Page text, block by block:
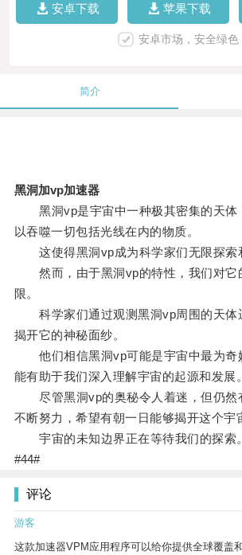
安卓下载 苹果下载
安卓市场，安全绿色
简介
黑洞加vp加速器
黑洞vp是宇宙中一种极其密集的天体
以吞噬一切包括光线在内的物质。
这使得黑洞vp成为科学家们无限探索
然而，由于黑洞vp的特性，我们对它
限。
科学家们通过观测黑洞vp周围的天体
揭开它的神秘面纱。
他们相信黑洞vp可能是宇宙中最为奇
能有助于我们深入理解宇宙的起源和发展。
尽管黑洞vp的奥秘令人着迷，但仍然
不断努力，希望有朝一日能够揭开这个宇
宇宙的未知边界正在等待我们的探索。
#44#
评论
游客
这款加速器VPM应用程序可以给你提供全球覆盖